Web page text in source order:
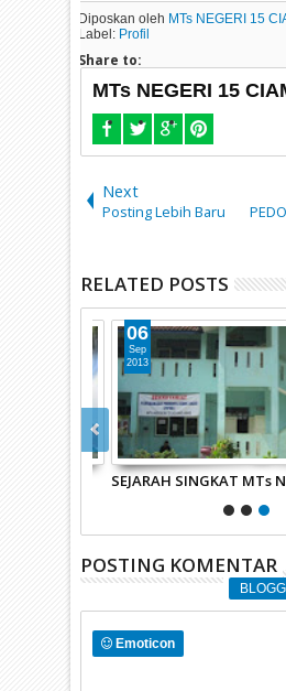
Diposkan oleh MTs NEGERI 15
Label: Profil
Share to:
MTs NEGERI 15
Next
Posting Lebih Baru
RELATED POSTS
SEJARAH SINGKAT MTs
06
Sep
2013
POSTING KOMENTAR
Emoticon